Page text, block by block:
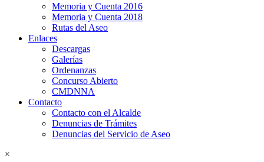
Memoria y Cuenta 2016
Memoria y Cuenta 2018
Rutas del Aseo
Enlaces
Descargas
Galerías
Ordenanzas
Concurso Abierto
CMDNNA
Contacto
Contacto con el Alcalde
Denuncias de Trámites
Denuncias del Servicio de Aseo
×